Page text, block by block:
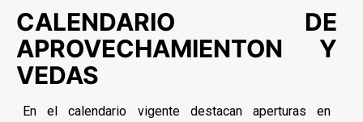
CALENDARIO DE
APROVECHAMIENTON Y
VEDAS
En el calendario vigente destacan aperturas en